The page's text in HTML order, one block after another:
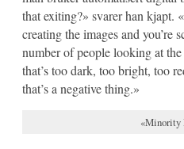
that exiting?» svarer han kjapt.
creating the images and you’re
number of people looking at
that’s too dark, too bright, too
that’s a negative thing.»
«Minority